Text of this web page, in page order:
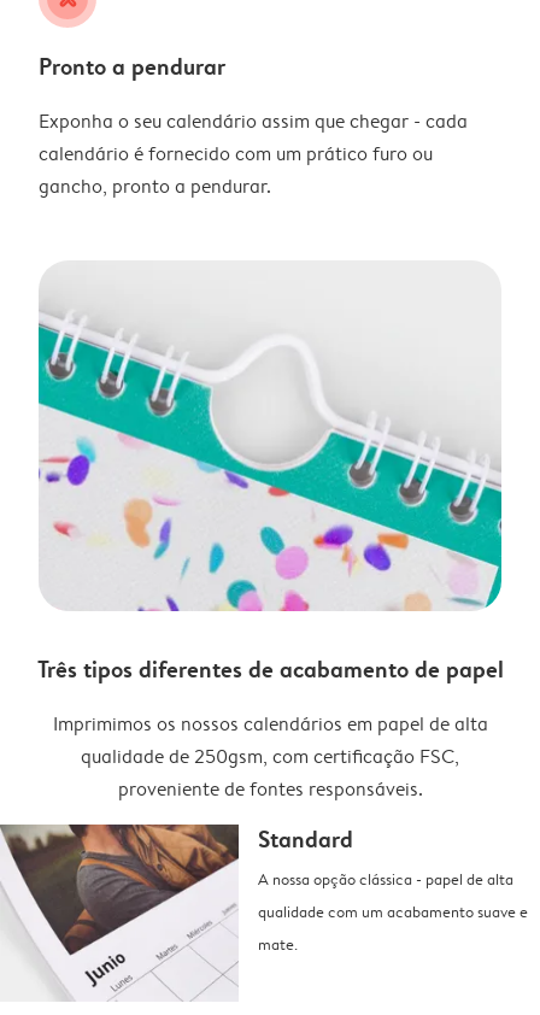
Pronto a pendurar
Exponha o seu calendário assim que chegar - cada
calendário é fornecido com um prático furo ou
gancho, pronto a pendurar.
Três tipos diferentes de acabamento de papel
Imprimimos os nossos calendários em papel de alta
qualidade de 250gsm, com certificação FSC,
proveniente de fontes responsáveis.
Standard
A nossa opção clássica - papel de alta
qualidade com um acabamento suave e
mate.